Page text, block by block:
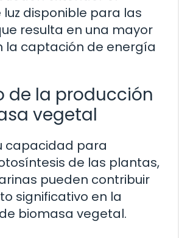
disponible para las
resulta en una mayor
la captación de energía
de la producción
vegetal
capacidad para
de las plantas,
pueden contribuir
significativo en la
biomasa vegetal.